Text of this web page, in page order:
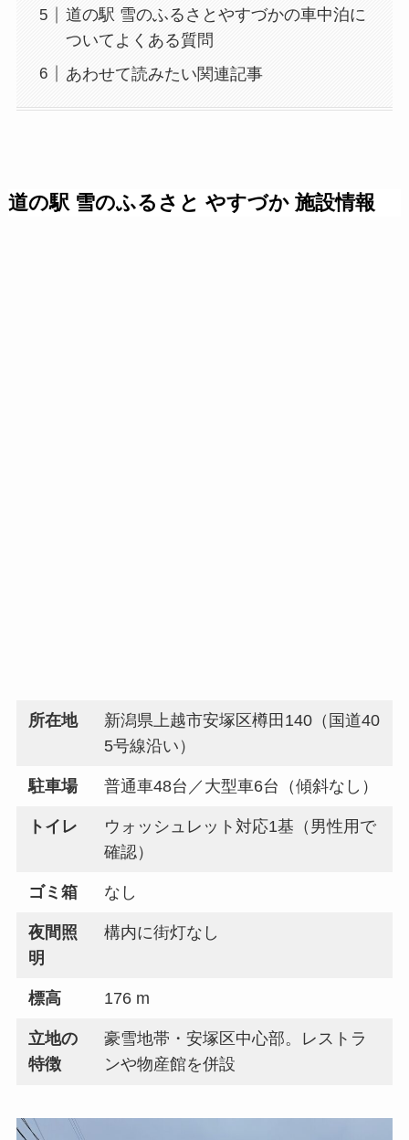
道の駅 雪のふるさとやすづかの車中泊に
ついてよくある質問
あわせて読みたい関連記事
道の駅 雪のふるさと やすづか 施設情報
所在地
新潟県上越市安塚区樽田140（国道40
5号線沿い）
駐車場 普通車48台／大型車6台（傾斜なし）
トイレ
ウォッシュレット対応1基（男性用で
確認）
ゴミ箱 なし
夜間照
明
構内に街灯なし
標高 176 m
立地の
特徴
豪雪地帯・安塚区中心部。レストラ
ンや物産館を併設